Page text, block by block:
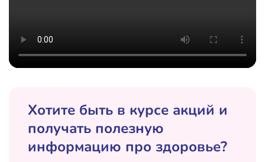
Хотите быть в курсе акций и
получать полезную
информацию про здоровье?